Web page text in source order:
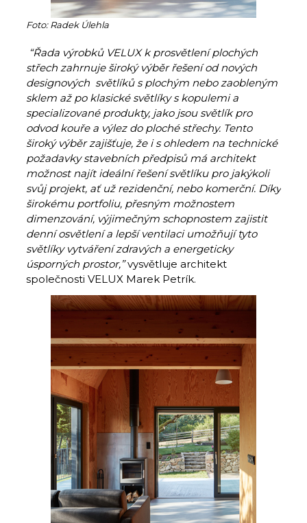
Foto: Radek Úlehla
“Řada výrobků VELUX k prosvětlení plochých
střech zahrnuje široký výběr řešení od nových
designových světlíků s plochým nebo zaobleným
sklem až po klasické světlíky s kopulemi a
specializované produkty, jako jsou světlík pro
odvod kouře a výlez do ploché střechy. Tento
široký výběr zajišťuje, že i s ohledem na technické
požadavky stavebních předpisů má architekt
možnost najít ideální řešení světlíku pro jakýkoli
svůj projekt, ať už rezidenční, nebo komerční. Díky
širokému portfoliu, přesným možnostem
dimenzování, výjimečným schopnostem zajistit
denní osvětlení a lepší ventilaci umožňují tyto
světlíky vytváření zdravých a energeticky
úsporných prostor,”vysvětluje architekt
společnosti VELUX Marek Petrík.